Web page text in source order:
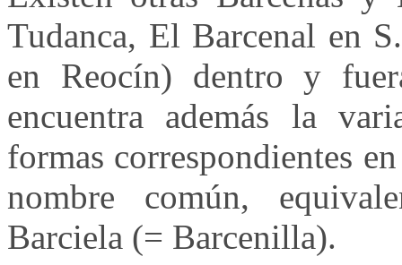
Tudanca, El Barcenal en
en Reocín) dentro y
encuentra además la
formas correspondientes
nombre común,
Barciela (= Barcenilla).